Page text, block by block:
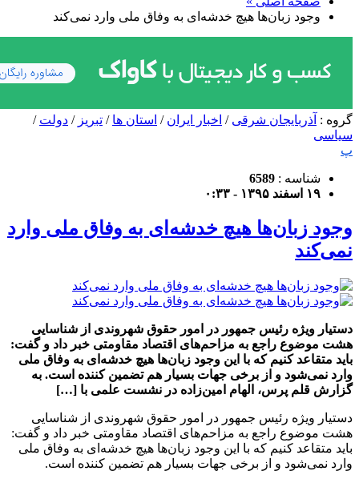
وجود زبان‌ها هیچ خدشه‌ای به وفاق ملی وارد نمی‌کند
گروه : آذربایجان شرقی / اخبار ایران / استان ها / تبریز / دولت /
سیاسی
پ
شناسه : 6589
۱۹ اسفند ۱۳۹۵ - ۰:۳۳
وجود زبان‌ها هیچ خدشه‌ای به وفاق ملی وارد
نمی‌کند
دستیار ویژه رئیس جمهور در امور حقوق شهروندی از شناسایی
هشت موضوع راجع به مزاحم‌های اقتصاد مقاومتی خبر داد و گفت:
باید متقاعد کنیم که با این وجود زبان‌ها هیچ خدشه‌ای به وفاق ملی
وارد نمی‌شود و از برخی جهات بسیار هم تضمین کننده است. به
گزارش قلم پرس، الهام امین‌زاده در نشست علمی با […]
دستیار ویژه رئیس جمهور در امور حقوق شهروندی از شناسایی
هشت موضوع راجع به مزاحم‌های اقتصاد مقاومتی خبر داد و گفت:
باید متقاعد کنیم که با این وجود زبان‌ها هیچ خدشه‌ای به وفاق ملی
وارد نمی‌شود و از برخی جهات بسیار هم تضمین کننده است.